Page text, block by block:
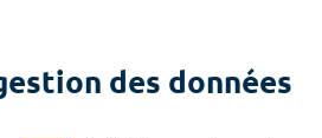
des données